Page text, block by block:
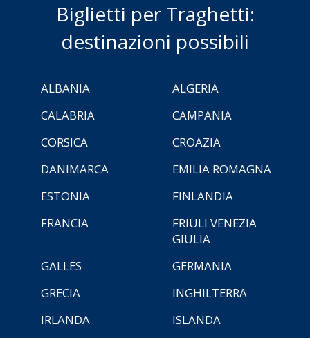
Biglietti per Traghetti:
destinazioni possibili
ALBANIA
ALGERIA
CALABRIA
CAMPANIA
CORSICA
CROAZIA
DANIMARCA
EMILIA ROMAGNA
ESTONIA
FINLANDIA
FRANCIA
FRIULI VENEZIA
GIULIA
GALLES
GERMANIA
GRECIA
INGHILTERRA
IRLANDA
ISLANDA